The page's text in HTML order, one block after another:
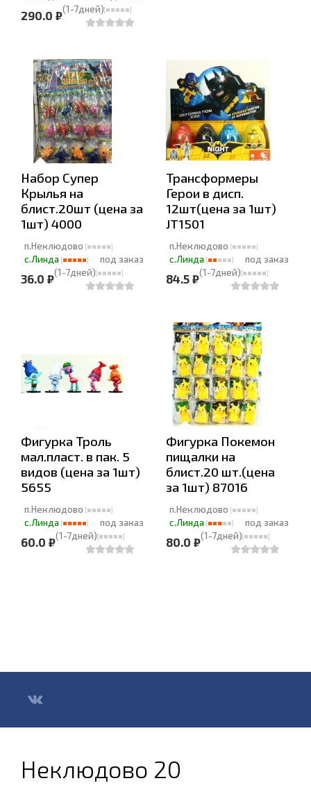
(1-7дней)
290.0 ₽
Набор Супер
Крылья на
блист.20шт (цена за
1шт) 4000
п.Неклюдово
с.Линда
под заказ
(1-7дней)
36.0 ₽
Трансформеры
Герои в дисп.
12шт(цена за 1шт)
JT1501
п.Неклюдово
с.Линда
под заказ
(1-7дней)
84.5 ₽
Фигурка Троль
мал.пласт. в пак. 5
видов (цена за 1шт)
5655
п.Неклюдово
с.Линда
под заказ
(1-7дней)
60.0 ₽
Фигурка Покемон
пищалки на
блист.20 шт.(цена
за 1шт) 87016
п.Неклюдово
с.Линда
под заказ
(1-7дней)
80.0 ₽
Неклюдово 20